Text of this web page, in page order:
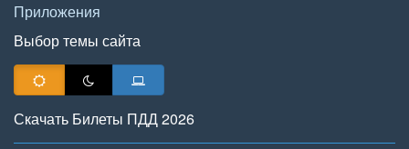
Приложения
Выбор темы сайта
Скачать Билеты ПДД 2026